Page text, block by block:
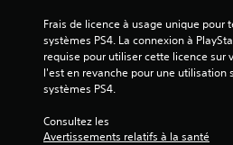
Frais de licence à usage unique pour
systèmes PS4. La connexion à
requise pour utiliser cette licence sur
l'est en revanche pour une utilisation
systèmes PS4.
Consultez les
Avertissements relatifs à la santé